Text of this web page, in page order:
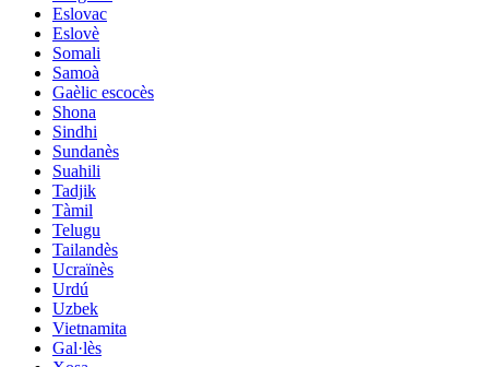
Eslovac
Eslovè
Somali
Samoà
Gaèlic escocès
Shona
Sindhi
Sundanès
Suahili
Tadjik
Tàmil
Telugu
Tailandès
Ucraïnès
Urdú
Uzbek
Vietnamita
Gal·lès